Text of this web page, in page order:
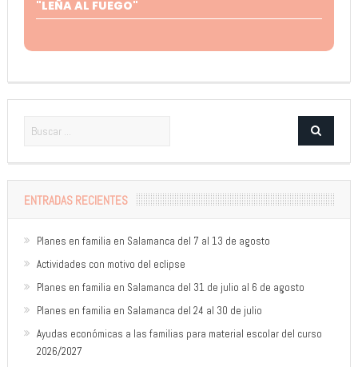
"LEÑA AL FUEGO"
ENTRADAS RECIENTES
Planes en familia en Salamanca del 7 al 13 de agosto
Actividades con motivo del eclipse
Planes en familia en Salamanca del 31 de julio al 6 de agosto
Planes en familia en Salamanca del 24 al 30 de julio
Ayudas económicas a las familias para material escolar del curso
2026/2027